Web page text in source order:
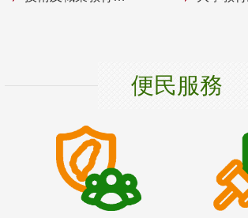
便民服務